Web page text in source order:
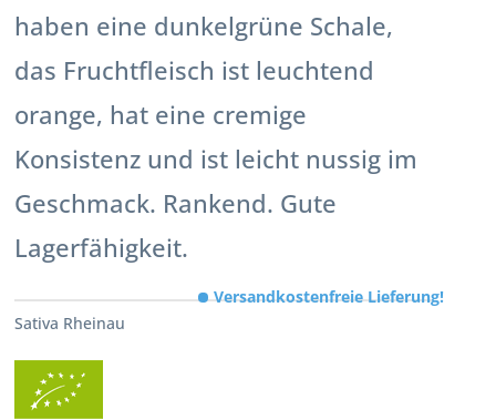
haben eine dunkelgrüne Schale,
das Fruchtfleisch ist leuchtend
orange, hat eine cremige
Konsistenz und ist leicht nussig im
Geschmack. Rankend. Gute
Lagerfähigkeit.
Sativa Rheinau
Versandkostenfreie Lieferung!